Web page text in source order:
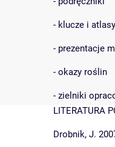
- klucze i
- prezentacje
- okazy roślin
- zielniki
LITERATURA
Drobnik, J.